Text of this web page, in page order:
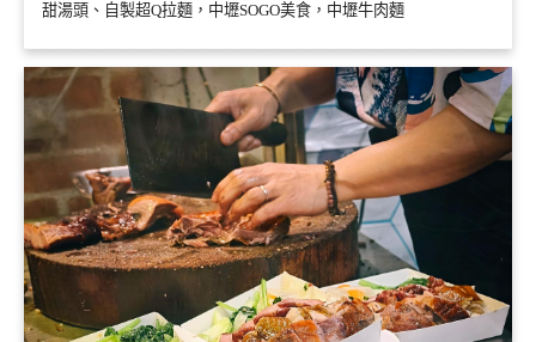
甜湯頭、自製超Q拉麵，中壢SOGO美食，中壢牛肉麵